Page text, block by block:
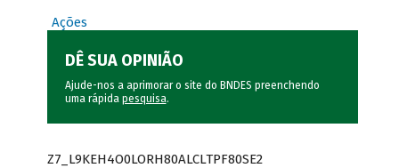
Ações
DÊ SUA OPINIÃO
Ajude-nos a aprimorar o site do BNDES preenchendo
uma rápida pesquisa.
Z7_L9KEH4O0LORH80ALCLTPF80SE2